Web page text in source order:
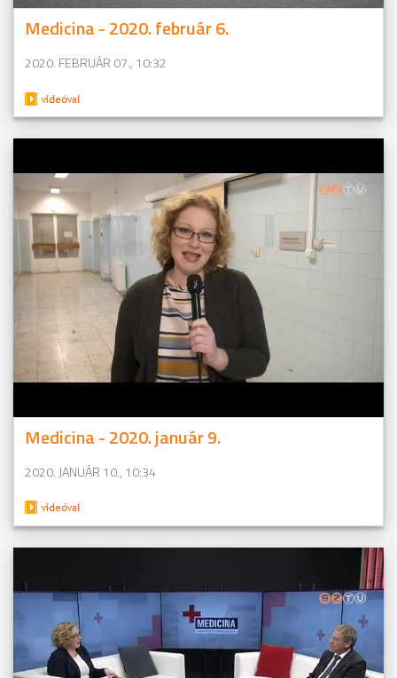
Medicina - 2020. február 6.
2020. FEBRUÁR 07., 10:32
Medicina - 2020. január 9.
2020. JANUÁR 10., 10:34